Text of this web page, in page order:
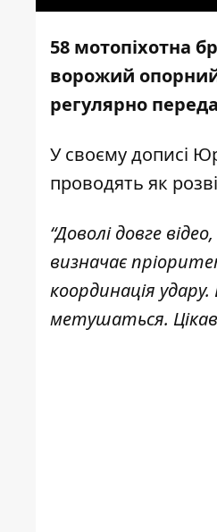
58 мотопіхотна
ворожий
регулярно
У своєму дописі
проводять як
“Доволі довге
визначає
координація
метушаться.